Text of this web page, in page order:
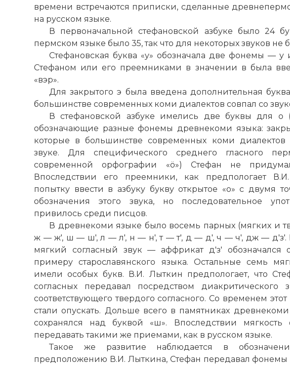
времени встречаются приписки, сделанные
на русском языке.
В первоначальной стефановской азбуке было 24
пермском языке было 35, так что для некоторых звуков не
Стефановская буква «у» обозначала две фонемы — у
Стефаном или его преемниками в значении в была
«вэр».
Для закрытого э была введена дополнительная буква
большинстве современных коми диалектов совпал со
В стефановской азбуке имелись две буквы для о
обозначающие разные фонемы древнекоми языка:
которые в большинстве современных коми
звуке. Для специфического среднего гласного
современной орфографии «ö») Стефан не
Впоследствии его преемники, как предпологает
попытку ввести в азбуку букву открытое «о» с двумя
обозначения этого звука, но последовательное
привилось среди писцов.
В древнекоми языке было восемь парных (мягких и
ж — ж', ш — ш', л — л', н — н', т — т', д — д', ч — ч', дж — д'з'.
мягкий согласный звук — аффрикат д'з' обозначался
примеру старославянского языка. Остальные семь
имели особых букв. В.И. Лыткин предпологает, что
согласных передавал посредством диакритического
соответствующего твердого согласного. Со временем
стали опускать. Дольше всего в памятниках
сохранялся над буквой «ш». Впоследствии мягкость
передавать такими же приемами, как в русском языке.
Такое же развитие наблюдается в
предположению В.И. Лыткина, Стефан передавал фонемы